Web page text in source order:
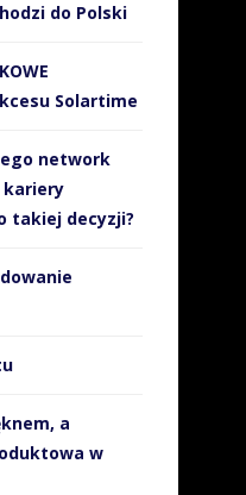
do Polski
Solartime
network
kariery
takiej decyzji?
a
w